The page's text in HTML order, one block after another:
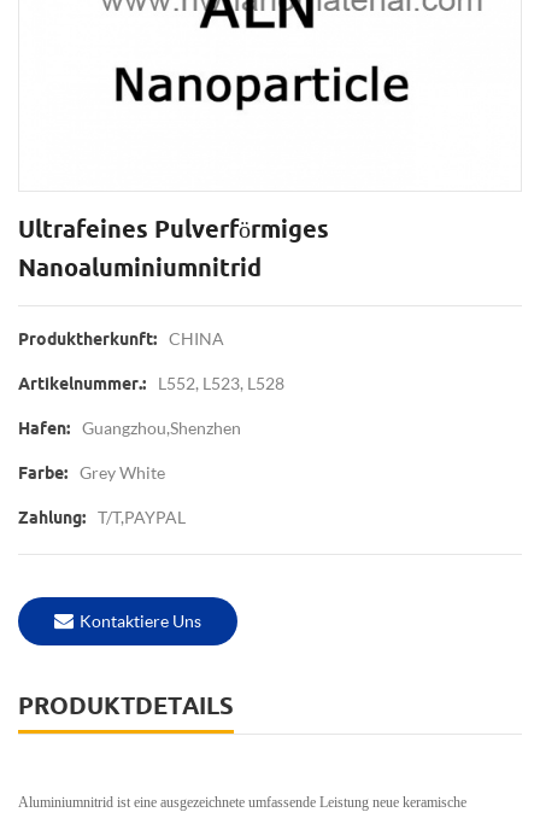
Ultrafeines Pulverförmiges
Nanoaluminiumnitrid
Produktherkunft: CHINA
Artikelnummer.: L552, L523, L528
Hafen: Guangzhou,Shenzhen
Farbe: Grey White
Zahlung: T/T,PAYPAL
Kontaktiere Uns
PRODUKTDETAILS
Aluminiumnitrid ist eine ausgezeichnete umfassende Leistung neue keramische